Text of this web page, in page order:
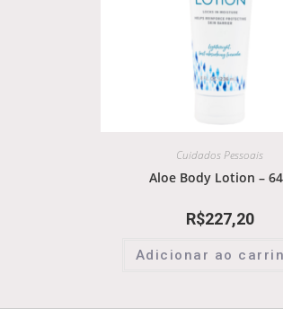
Cuidados Pessoais
Aloe Body Lotion –
R$227,20
Adicionar ao